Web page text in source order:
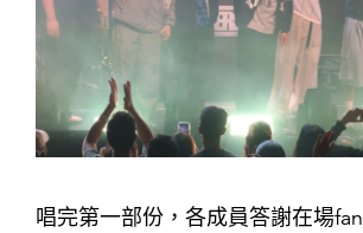
唱完第一部份，各成員答謝在場